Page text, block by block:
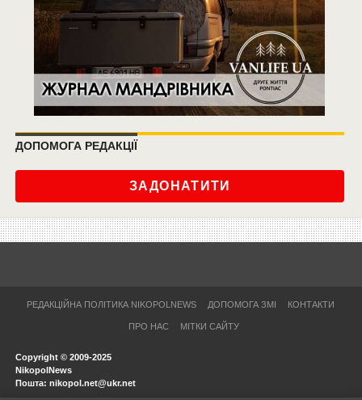
ДОПОМОГА РЕДАКЦІЇ
ЗАДОНАТИТИ
РЕДАКЦІЙНА ПОЛІТИКА NIKOPOLNEWS ДОПОМОГА ЗМІ КОНТАКТИ
ПРО НАС МІТКИ САЙТУ
Copyright © 2009-2025
NikopolNews
Пошта: nikopol.net@ukr.net